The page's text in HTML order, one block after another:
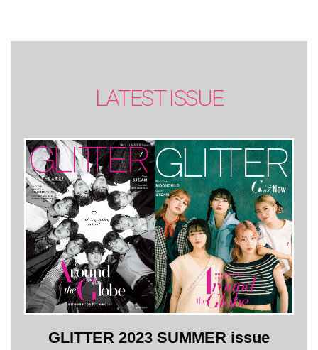
LATEST ISSUE
GLITTER 2023 SUMMER issue